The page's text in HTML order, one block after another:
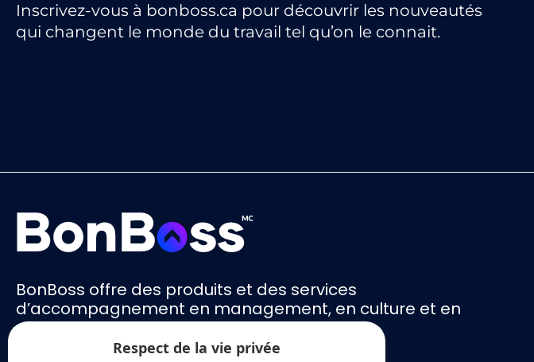
Inscrivez-vous à bonboss.ca pour découvrir les nouveautés
qui changent le monde du travail tel qu’on le connait.
BonBoss offre des produits et des services
d’accompagnement en management, en culture et en
recrutement innovant.
Respect de la vie privée